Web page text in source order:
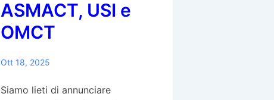
ASMACT, USI e
OMCT
Ott 18, 2025
Siamo lieti di annunciare